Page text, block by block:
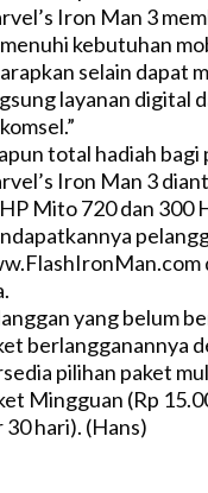
Iron Man 3
kebutuhan
selain dapat
layanan digital
total hadiah bagi
Iron Man 3
Mito 720 dan 300
yang belum
berlangganannya
pilihan paket
Mingguan (Rp
30 hari). (Hans)